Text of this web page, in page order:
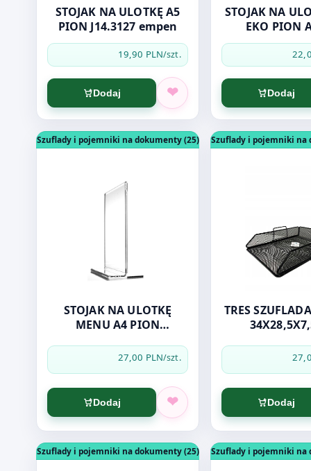
STOJAK NA ULOTKĘ A5
PION J14.3127 empen
19,90 PLN/szt.
Dodaj
STOJAK NA
EKO PION
Dodaj
Otwórz produkt: STOJAK NA ULOTKĘ MENU A4 PION
Szuflady i pojemniki na dokumenty (25)
STOJAK NA ULOTKĘ
MENU A4 PION
27,00 PLN/szt.
Dodaj
Otwórz produkt:
Szuflady i pojemniki na
TRES
Dodaj
Otwórz produkt: TRES Półka 4A czarna metalowa
Szuflady i pojemniki na dokumenty (25) Otwórz produkt:
Szuflady i pojemniki na